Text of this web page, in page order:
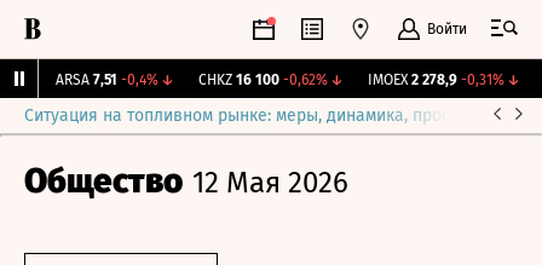
Войти
ARSA 7,51 -0,4%↓ CHKZ 16 100 -0,62%↓ IMOEX 2 278,9 -0,31% ↓
Ситуация на топливном рынке: меры, динамика, прогнозы
Общество 12 Мая 2026